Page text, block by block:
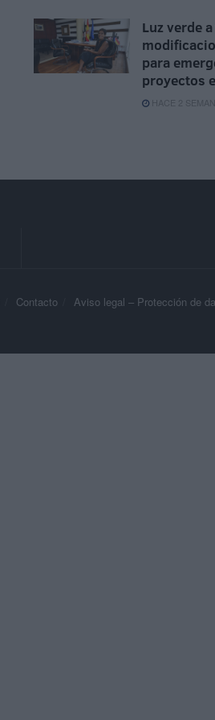
Luz verde
para
proyectos
HACE 2
Contacto Aviso legal – Protección de